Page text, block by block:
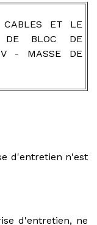
CABLES ET LE
DE BLOC DE
- MASSE DE
d'entretien n'est
d'entretien, ne